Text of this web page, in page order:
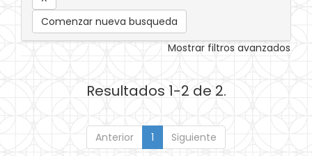
Comenzar nueva busqueda
Mostrar filtros avanzados
Resultados 1-2 de 2.
Anterior 1 Siguiente